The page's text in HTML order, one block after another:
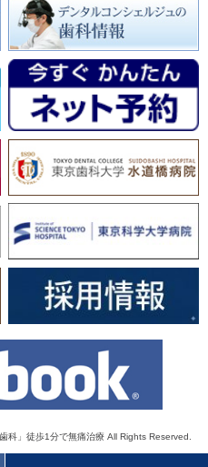
科」徒歩1分で無痛治療 All Rights Reserved.